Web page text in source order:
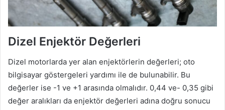
Dizel Enjektör Değerleri
Dizel motorlarda yer alan enjektörlerin değerleri; oto
bilgisayar göstergeleri yardımı ile de bulunabilir. Bu
değerler ise -1 ve +1 arasında olmalıdır. 0,44 ve- 0,35 gibi
değer aralıkları da enjektör değerleri adına doğru sonucu